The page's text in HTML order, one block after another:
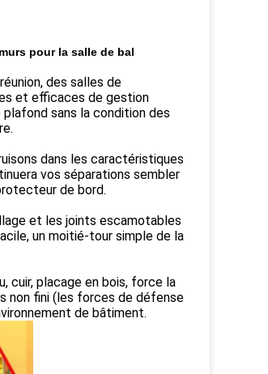
pour la salle de bal
des salles de
et efficaces de gestion
sans la condition des
dans les caractéristiques
vos séparations sembler
de bord.
et les joints escamotables
un moitié-tour simple de la
cuir, placage en bois, force la
non fini (les forces de défense
de bâtiment.